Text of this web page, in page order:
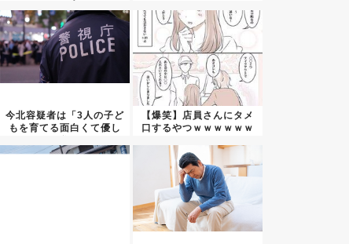
今北容疑者は「3人の子ど
もを育てる面白くて優し
【爆笑】店員さんにタメ
口するやつｗｗｗｗｗｗ